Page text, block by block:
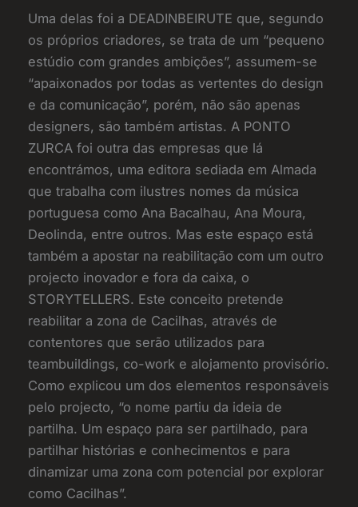
Uma delas foi a DEADINBEIRUTE que, segundo
os próprios criadores, se trata de um “pequeno
estúdio com grandes ambições”, assumem-se
“apaixonados por todas as vertentes do design
e da comunicação”, porém, não são apenas
designers, são também artistas. A PONTO
ZURCA foi outra das empresas que lá
encontrámos, uma editora sediada em Almada
que trabalha com ilustres nomes da música
portuguesa como Ana Bacalhau, Ana Moura,
Deolinda, entre outros. Mas este espaço está
também a apostar na reabilitação com um outro
projecto inovador e fora da caixa, o
STORYTELLERS. Este conceito pretende
reabilitar a zona de Cacilhas, através de
contentores que serão utilizados para
teambuildings, co-work e alojamento provisório.
Como explicou um dos elementos responsáveis
pelo projecto, “o nome partiu da ideia de
partilha. Um espaço para ser partilhado, para
partilhar histórias e conhecimentos e para
dinamizar uma zona com potencial por explorar
como Cacilhas”.